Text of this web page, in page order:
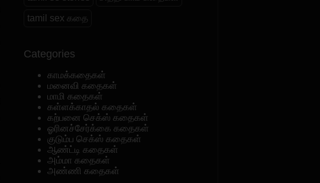
tamil sex கதை
Categories
காமக்கதைகள்
மனைவி கதைகள்
மாமி கதைகள்
கள்ளக்காதல் கதைகள்
கற்பனை செக்ஸ் கதைகள்
ஓரினச்சேர்க்கை கதைகள்
குடும்ப செக்ஸ் கதைகள்
ஆண்ட்டி கதைகள்
அம்மா கதைகள்
அண்ணி கதைகள்